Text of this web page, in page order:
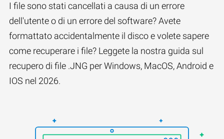
I file sono stati cancellati a causa di un errore
dell'utente o di un errore del software? Avete
formattato accidentalmente il disco e volete sapere
come recuperare i file? Leggete la nostra guida sul
recupero di file .JNG per Windows, MacOS, Android e
IOS nel 2026.